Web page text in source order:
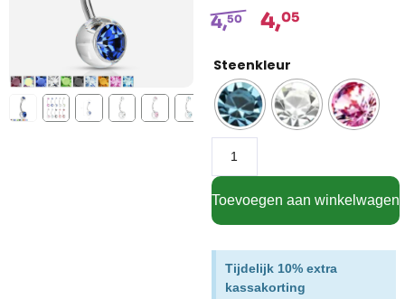
4,50 4,05
Steenkleur
Toevoegen aan winkelwagen
Tijdelijk 10% extra
kassakorting